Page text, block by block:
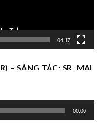
04:17
– SÁNG TÁC: SR. MAI
00:00